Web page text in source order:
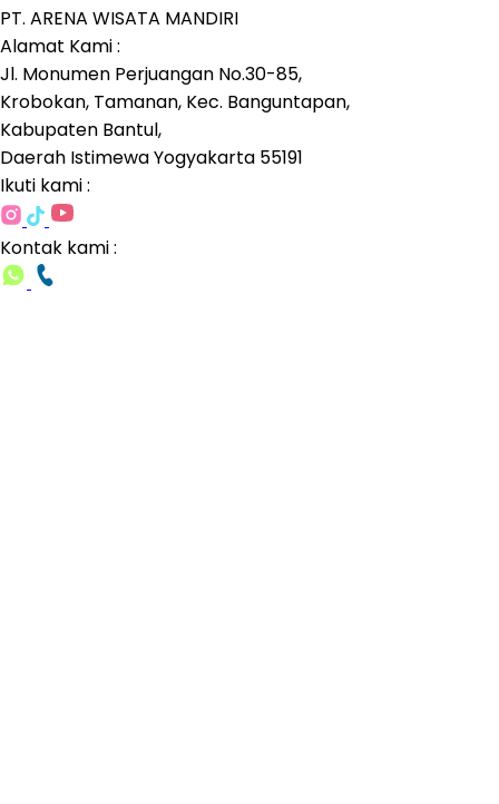
PT. ARENA WISATA MANDIRI
Alamat Kami :
Jl. Monumen Perjuangan No.30-85,
Krobokan, Tamanan, Kec. Banguntapan,
Kabupaten Bantul,
Daerah Istimewa Yogyakarta 55191
Ikuti kami :
Kontak kami :